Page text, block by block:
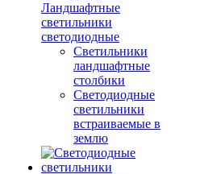
Ландшафтные
светильники
светодиодные
Светильники
ландшафтные
столбики
Светодиодные
светильники
встраиваемые в
землю